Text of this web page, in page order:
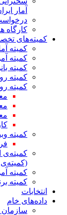
آمار ایران
کارگاه ها
کمیته‌های
کمیته
کمیته
کمیته
کمیته
کمیته
کمیته
کمیته‌ی
کمیته
کمیته
انتخابات
داده‌های خام
سازمان